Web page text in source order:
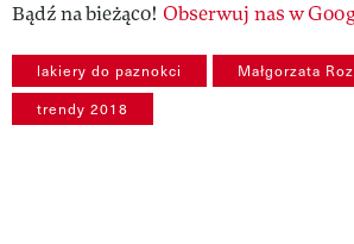
Bądź na bieżąco! Obserwuj nas w
lakiery do paznokci Małgorzata
trendy 2018